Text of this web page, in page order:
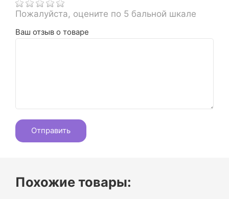
Пожалуйста, оцените по 5 бальной шкале
Ваш отзыв о товаре
Похожие товары: